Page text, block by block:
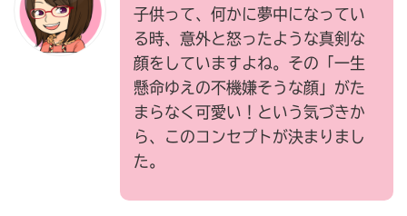
子供って、何かに夢中になってい
る時、意外と怒ったような真剣な
顔をしていますよね。その「一生
懸命ゆえの不機嫌そうな顔」がた
まらなく可愛い！という気づきか
ら、このコンセプトが決まりまし
た。